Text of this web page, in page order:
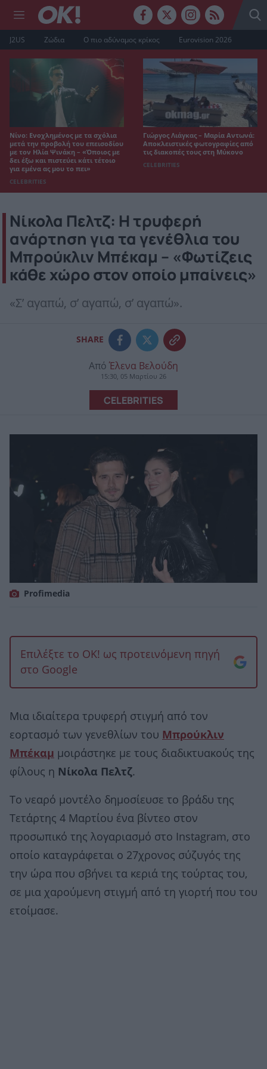
J2US Ζώδια Ο πιο αδύναμος κρίκος Eurovision 2026
Νίνο: Ενοχλημένος με τα σχόλια
μετά την προβολή του επεισοδίου
με τον Ηλία Ψινάκη – «Όποιος με
δει έξω και πιστεύει κάτι τέτοιο
για εμένα ας μου το πει»
CELEBRITIES
Γιώργος Λιάγκας – Μαρία Αντωνά:
Αποκλειστικές φωτογραφίες από
τις διακοπές τους στη Μύκονο
CELEBRITIES
Νίκολα Πελτζ: Η τρυφερή
ανάρτηση για τα γενέθλια του
Μπρούκλιν Μπέκαμ – «Φωτίζεις
κάθε χώρο στον οποίο μπαίνεις»
«Σ’ αγαπώ, σ’ αγαπώ, σ’ αγαπώ».
SHARE
Από Έλενα Βελούδη
15:30, 05 Μαρτίου 26
CELEBRITIES
Profimedia
Επιλέξτε το OK! ως προτεινόμενη πηγή
στο Google
Μια ιδιαίτερα τρυφερή στιγμή από τον
εορτασμό των γενεθλίων του Μπρούκλιν
Μπέκαμ μοιράστηκε με τους διαδικτυακούς της
φίλους η Νίκολα Πελτζ.
Το νεαρό μοντέλο δημοσίευσε το βράδυ της
Τετάρτης 4 Μαρτίου ένα βίντεο στον
προσωπικό της λογαριασμό στο Instagram, στο
οποίο καταγράφεται ο 27χρονος σύζυγός της
την ώρα που σβήνει τα κεριά της τούρτας του,
σε μια χαρούμενη στιγμή από τη γιορτή που του
ετοίμασε.